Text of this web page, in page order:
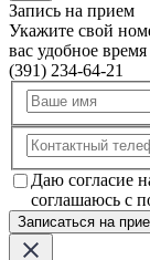
Запись на прием
Укажите свой
вас удобное
(391) 234-64-21
Даю согласие
соглашаюсь с
Записаться на